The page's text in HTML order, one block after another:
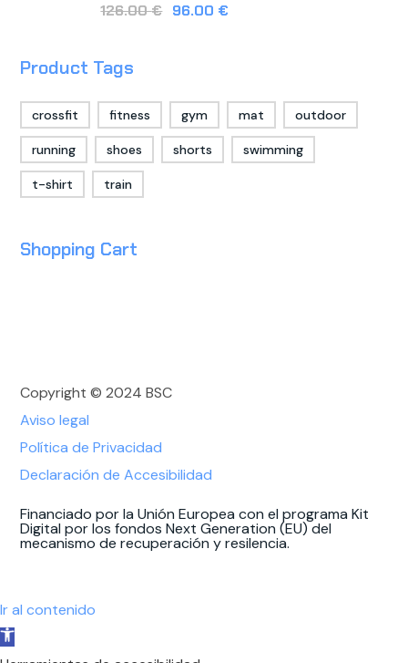
126,00€ 96,00 €
Product Tags
crossfit fitness gym mat outdoor
running shoes shorts swimming
t-shirt train
Shopping Cart
Copyright © 2024 BSC
Aviso legal
Política de Privacidad
Declaración de Accesibilidad
Financiado por la Unión Europea con el programa Kit
Digital por los fondos Next Generation (EU) del
mecanismo de recuperación y resilencia.
Ir al contenido
Abrir